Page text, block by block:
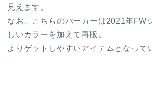
見えます。
なお、こちらのパーカーは2021年FW
しいカラーを加えて再販。
よりゲットしやすいアイテムとなって